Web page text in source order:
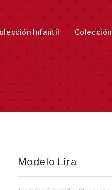
Infantil
Modelo Lira